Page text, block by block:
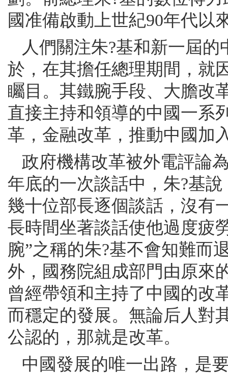
國准備啟動上世紀90年代以
人們關注朱?基和新一屆
於，在其擔任總理期間，就
矚目。其鐵腕手段、大膽改
直接主持和領導的中國一系
革，金融改革，推動中國加
政府機構改革被外電評論
年底的一次談話中，朱?基
幾十位部長逐個談話，沒有
長時間坐著談話使他過度疲
腕”之稱的朱?基不會知難而
外，國務院組成部門由原來
曾經帶領和主持了中國的改
而穩定的發展。無論后人對
公認的，那就是改革。
中國發展的唯一出路，是